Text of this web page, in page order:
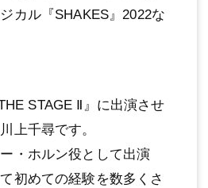
カル『SHAKES』2022な
STAGE Ⅱ』に出演させ
上千尋です。
・ホルン役として出演
初めての経験を数多くさ